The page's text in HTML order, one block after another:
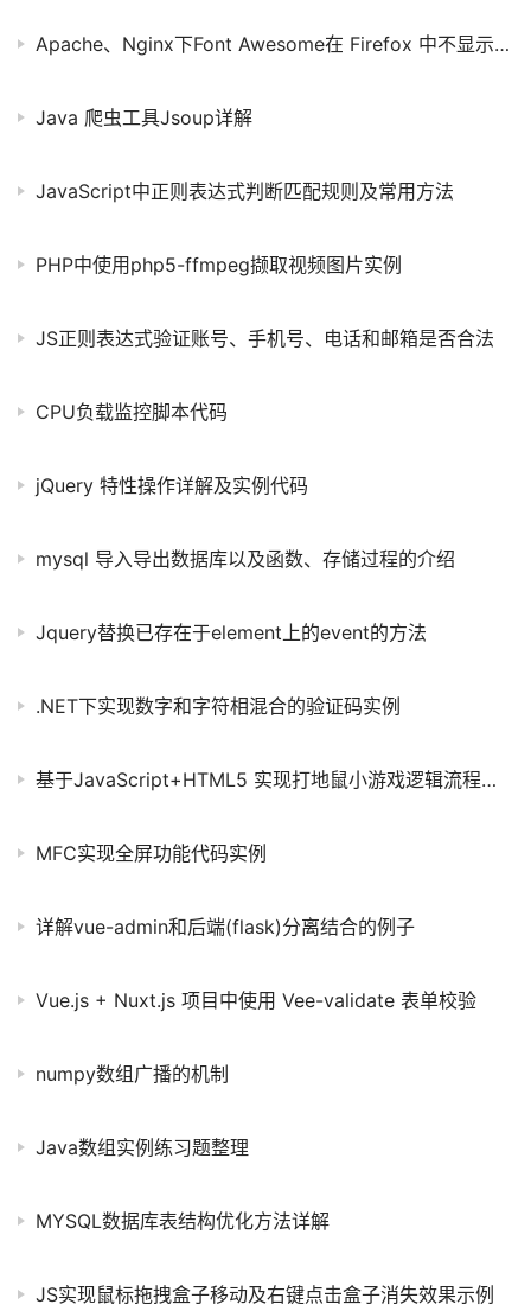
Apache、Nginx下Font Awesome在 Firefox 中不显示问题解决方法
Java 爬虫工具Jsoup详解
JavaScript中正则表达式判断匹配规则及常用方法
PHP中使用php5-ffmpeg撷取视频图片实例
JS正则表达式验证账号、手机号、电话和邮箱是否合法
CPU负载监控脚本代码
jQuery 特性操作详解及实例代码
mysql 导入导出数据库以及函数、存储过程的介绍
Jquery替换已存在于element上的event的方法
.NET下实现数字和字符相混合的验证码实例
基于JavaScript+HTML5 实现打地鼠小游戏逻辑流程图文详解(附完整代码)
MFC实现全屏功能代码实例
详解vue-admin和后端(flask)分离结合的例子
Vue.js + Nuxt.js 项目中使用 Vee-validate 表单校验
numpy数组广播的机制
Java数组实例练习题整理
MYSQL数据库表结构优化方法详解
JS实现鼠标拖拽盒子移动及右键点击盒子消失效果示例